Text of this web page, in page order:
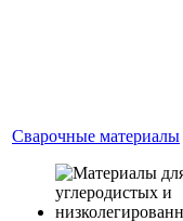
Сварочные материалы